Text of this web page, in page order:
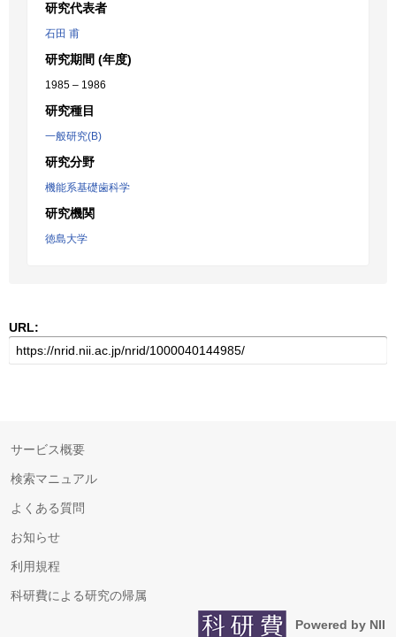
研究代表者
石田 甫
研究期間 (年度)
1985 – 1986
研究種目
一般研究(B)
研究分野
機能系基礎歯科学
研究機関
徳島大学
URL:
サービス概要
検索マニュアル
よくある質問
お知らせ
利用規程
科研費による研究の帰属
Powered by NII